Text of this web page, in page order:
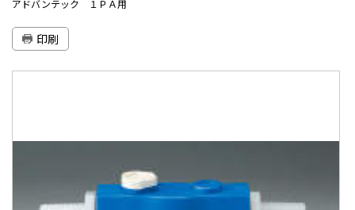
アドバンテック １ＰＡ用
印刷